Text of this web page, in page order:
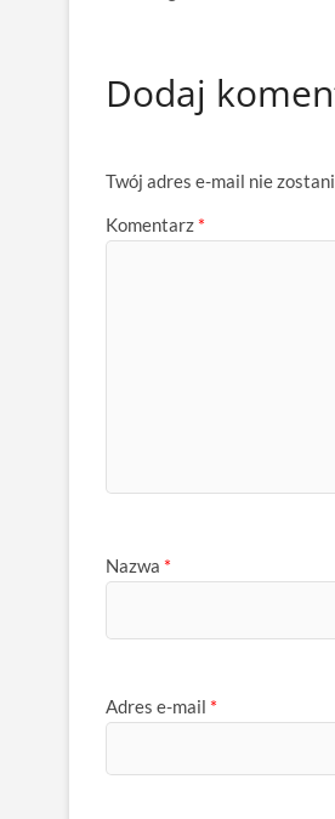
Dodaj
Twój adres e-mail nie
Komentarz *
Nazwa *
Adres e-mail *